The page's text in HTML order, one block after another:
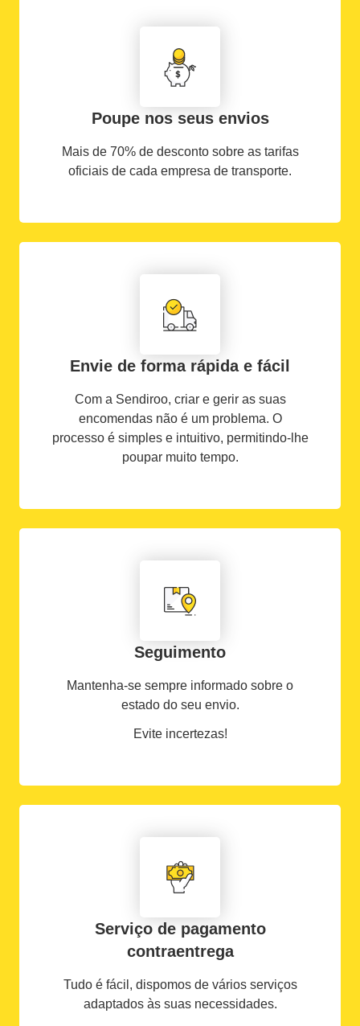
Poupe nos seus envios
Mais de 70% de desconto sobre as tarifas
oficiais de cada empresa de transporte.
Envie de forma rápida e fácil
Com a Sendiroo, criar e gerir as suas
encomendas não é um problema. O
processo é simples e intuitivo, permitindo-lhe
poupar muito tempo.
Seguimento
Mantenha-se sempre informado sobre o
estado do seu envio.
Evite incertezas!
Serviço de pagamento
contraentrega
Tudo é fácil, dispomos de vários serviços
adaptados às suas necessidades.